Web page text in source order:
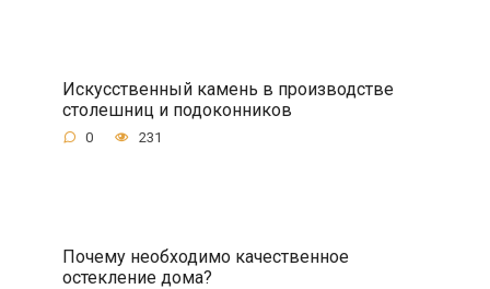
Искусственный камень в производстве
столешниц и подоконников
0 231
Почему необходимо качественное
остекление дома?